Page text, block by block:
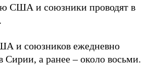
США и союзники проводят в
.
и союзников ежедневно
Сирии, а ранее – около восьми.